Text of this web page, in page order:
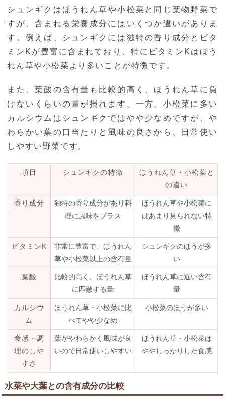
シュンギクはほうれん草や小松菜と同じ葉物野菜で
すが、含まれる栄養成分にはいくつか違いがありま
す。例えば、シュンギクには独特の香り成分とビタ
ミンKが豊富に含まれており、特にビタミンKはほう
れん草や小松菜より多いことが特徴です。
また、葉酸の含有量も比較的高く、ほうれん草に負
けないくらいの量が摂れます。一方、小松菜に多い
カルシウムはシュンギクではやや少なめですが、や
わらかい葉の口当たりと風味の良さから、日常使い
しやすい野菜です。
項目 シュンギクの特徴
ほうれん草・小松菜と
の違い
香り成分
独特の香り成分があり料
理に風味をプラス
ほうれん草や小松菜に
はあまり見られない特
徴
ビタミンK
非常に豊富で、ほうれん
草や小松菜以上の含有量
シュンギクのほうが多
い
葉酸
比較的高く、ほうれん草
に匹敵する量
ほうれん草に近い含有
量
カルシウ
ム
ほうれん草・小松菜に比
べてやや少なめ
小松菜のほうが多い
食感・調
理のしや
すさ
葉がやわらかく風味が良
いので日常使いしやすい
ほうれん草・小松菜は
ややしっかりした食感
水菜や大葉との含有成分の比較